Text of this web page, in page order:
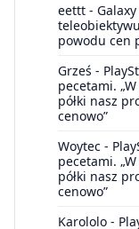
eettt -
powodu cen
Grześ -
pecetami.
półki nasz
cenowo”
Woytec -
pecetami.
półki nasz
cenowo”
Karololo -